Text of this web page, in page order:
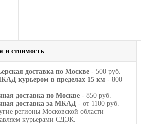
и стоимость
доставка по Москве - 500 руб.
курьером в пределах 15 км - 800
доставка по Москве - 850 руб.
доставка за МКАД - от 1100 руб.
регионы Московской области
курьерами СДЭК.